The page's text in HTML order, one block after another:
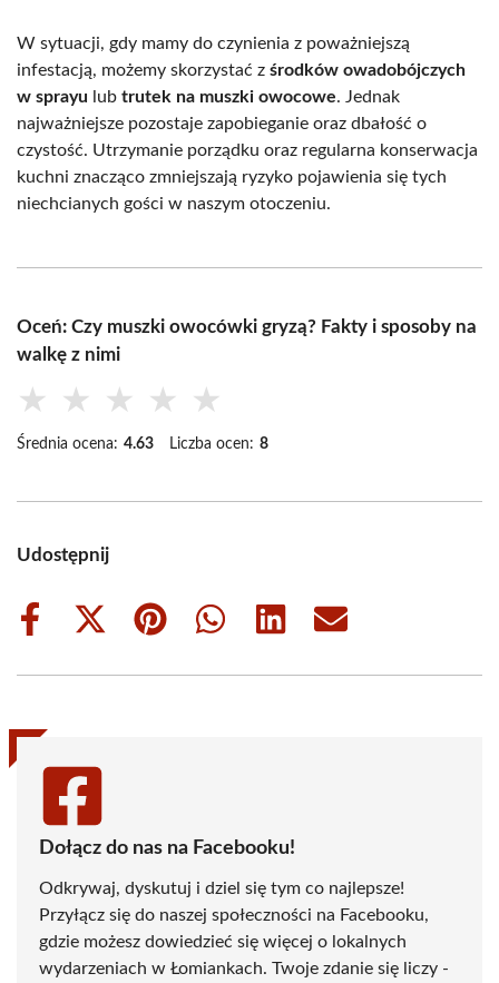
W sytuacji, gdy mamy do czynienia z poważniejszą
infestacją, możemy skorzystać z środków owadobójczych
w sprayu lub trutek na muszki owocowe. Jednak
najważniejsze pozostaje zapobieganie oraz dbałość o
czystość. Utrzymanie porządku oraz regularna konserwacja
kuchni znacząco zmniejszają ryzyko pojawienia się tych
niechcianych gości w naszym otoczeniu.
Oceń: Czy muszki owocówki gryzą? Fakty i sposoby na
walkę z nimi
★ ★ ★ ★ ★
Średnia ocena: 4.63 Liczba ocen: 8
Udostępnij
Share
Share
(Twitter)
Share
Share
Share
Share
Dołącz do nas na Facebooku!
Odkrywaj, dyskutuj i dziel się tym co najlepsze!
Przyłącz się do naszej społeczności na Facebooku,
gdzie możesz dowiedzieć się więcej o lokalnych
wydarzeniach w Łomiankach. Twoje zdanie się liczy -